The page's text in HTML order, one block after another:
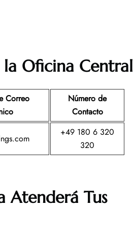
Oficina Central
Correo
Número de
Contacto
+49 180 6 320
320
Atenderá Tus